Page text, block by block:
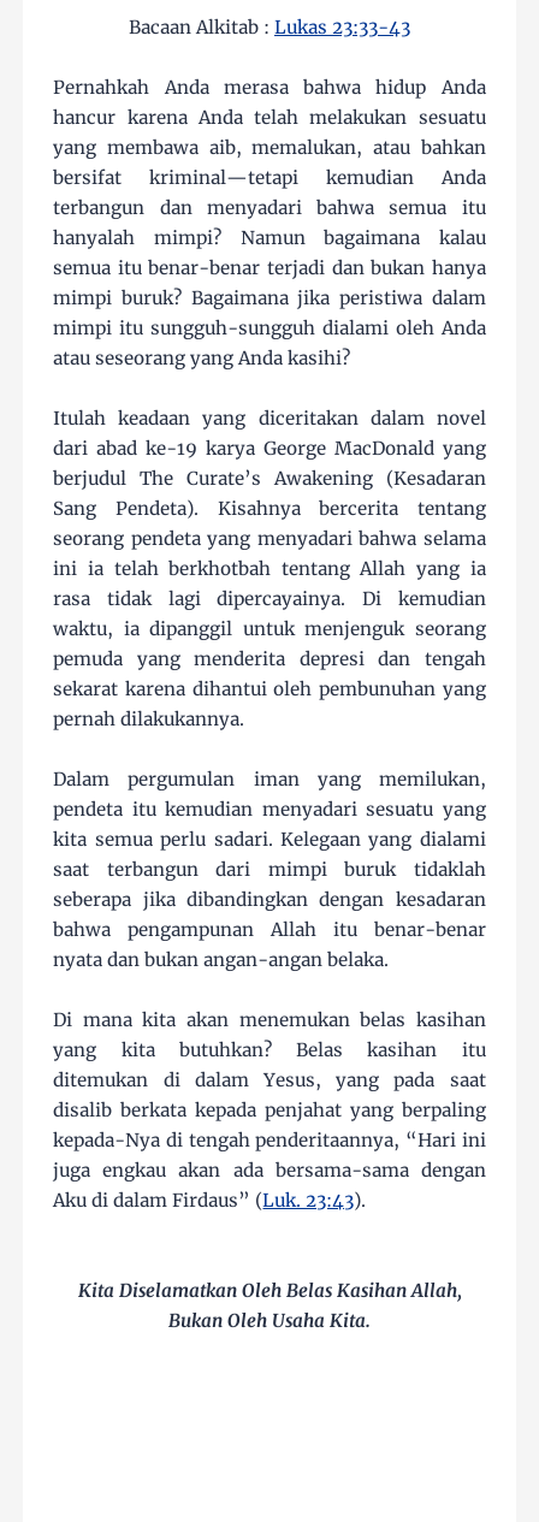
Bacaan Alkitab : Lukas 23:33-43
Pernahkah Anda merasa bahwa hidup Anda
hancur karena Anda telah melakukan sesuatu
yang membawa aib, memalukan, atau bahkan
bersifat kriminal—tetapi kemudian Anda
terbangun dan menyadari bahwa semua itu
hanyalah mimpi? Namun bagaimana kalau
semua itu benar-benar terjadi dan bukan hanya
mimpi buruk? Bagaimana jika peristiwa dalam
mimpi itu sungguh-sungguh dialami oleh Anda
atau seseorang yang Anda kasihi?
Itulah keadaan yang diceritakan dalam novel
dari abad ke-19 karya George MacDonald yang
berjudul The Curate’s Awakening (Kesadaran
Sang Pendeta). Kisahnya bercerita tentang
seorang pendeta yang menyadari bahwa selama
ini ia telah berkhotbah tentang Allah yang ia
rasa tidak lagi dipercayainya. Di kemudian
waktu, ia dipanggil untuk menjenguk seorang
pemuda yang menderita depresi dan tengah
sekarat karena dihantui oleh pembunuhan yang
pernah dilakukannya.
Dalam pergumulan iman yang memilukan,
pendeta itu kemudian menyadari sesuatu yang
kita semua perlu sadari. Kelegaan yang dialami
saat terbangun dari mimpi buruk tidaklah
seberapa jika dibandingkan dengan kesadaran
bahwa pengampunan Allah itu benar-benar
nyata dan bukan angan-angan belaka.
Di mana kita akan menemukan belas kasihan
yang kita butuhkan? Belas kasihan itu
ditemukan di dalam Yesus, yang pada saat
disalib berkata kepada penjahat yang berpaling
kepada-Nya di tengah penderitaannya, “Hari ini
juga engkau akan ada bersama-sama dengan
Aku di dalam Firdaus” (Luk. 23:43).
Kita Diselamatkan Oleh Belas Kasihan Allah,
Bukan Oleh Usaha Kita.